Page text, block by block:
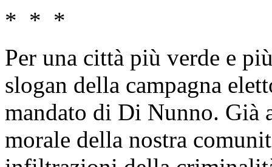
* * *
Per una città più verde e
slogan della campagna
mandato di Di Nunno. Già
morale della nostra